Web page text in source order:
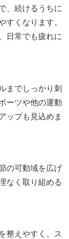
、続けるうちに
すくなります。
日常でも疲れに
までしっかり刺
ーツや他の運動
ップも見込めま
の可動域を広げ
なく取り組める
整えやすく、ス